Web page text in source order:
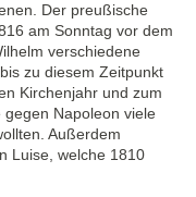
Der preußische
am Sonntag vor dem
verschiedene
zu diesem Zeitpunkt
Kirchenjahr und zum
Napoleon viele
Außerdem
Luise, welche 1810